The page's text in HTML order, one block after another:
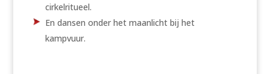
cirkelritueel.
En dansen onder het maanlicht bij het
kampvuur.